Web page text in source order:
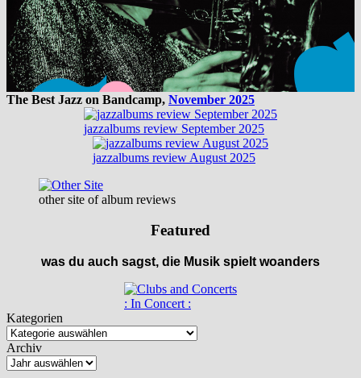
The Best Jazz on Bandcamp, November 2025
jazzalbums review September 2025
jazzalbums review August 2025
other site of album reviews
Featured
was du auch sagst, die Musik spielt woanders
: In Concert :
Kategorien
Archiv